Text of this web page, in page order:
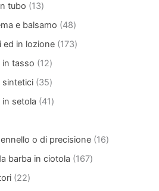
tubo
13
e balsamo
48
ed in lozione 173
in tasso
12
sintetici 35
in setola
41
o di precisione 16
barba in ciotola
167
22